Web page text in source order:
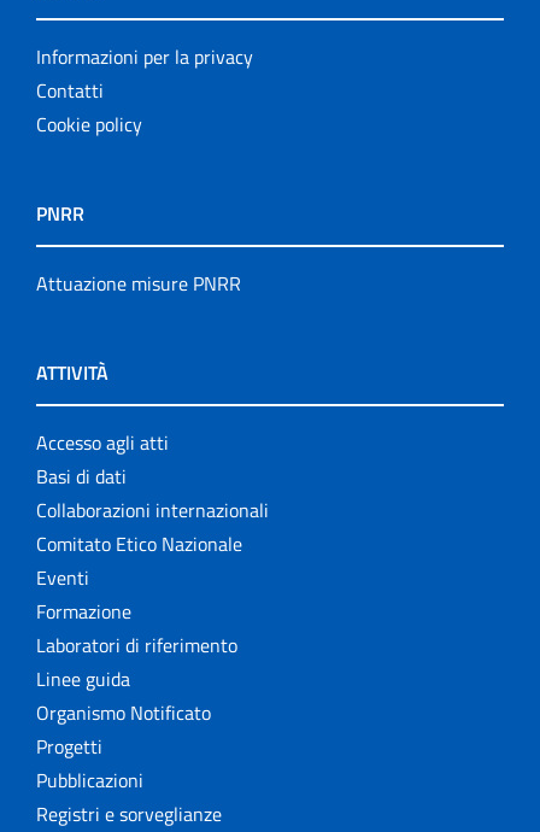
Informazioni per la privacy
Contatti
Cookie policy
PNRR
Attuazione misure PNRR
ATTIVITÀ
Accesso agli atti
Basi di dati
Collaborazioni internazionali
Comitato Etico Nazionale
Eventi
Formazione
Laboratori di riferimento
Linee guida
Organismo Notificato
Progetti
Pubblicazioni
Registri e sorveglianze